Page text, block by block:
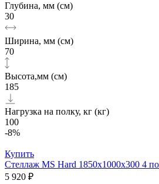
Глубина, мм (см)
30
Ширина, мм (см)
70
Высота,мм (см)
185
Нагрузка на полку, кг (кг)
100
-8%
Купить
Стеллаж MS Hard 1850х1000x300 4
5 920 ₽